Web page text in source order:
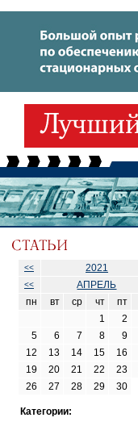
<< 2021
<<
АПРЕЛЬ
пн вт ср чт пт
1
2
5
6 7 8 9
12
13 14 15 16
19
20 21 22 23
26
27 28 29 30
Категории: